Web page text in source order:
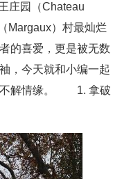
庄园（Chateau
Margaux）村最灿烂
的喜爱，更是被无数
，今天就和小编一起
不解情缘。 1. 拿破